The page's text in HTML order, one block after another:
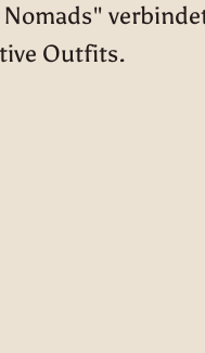
Outfits.